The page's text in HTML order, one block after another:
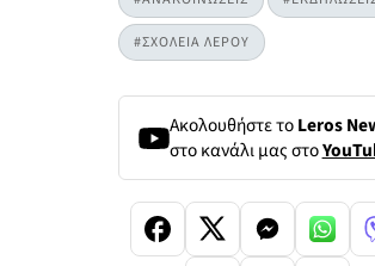
#ΣΧΟΛΕΙΑ ΛΕΡΟΥ
Ακολουθήστε τοLeros
στο κανάλι μας στο